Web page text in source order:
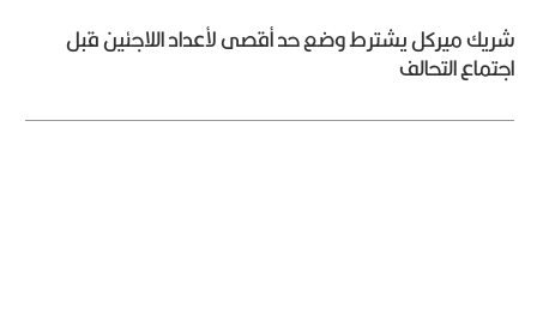
شريك ميركل يشترط وضع حد أقصى لأعداد اللاجئين قبل
اجتماع التحالف